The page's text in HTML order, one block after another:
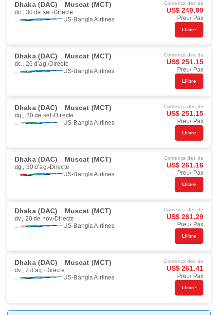
Dhaka (DAC) Muscat (MCT)
dc., 30 de set. Directe
US-Bangla Airlines
Comença des de
US$ 249.99
Preu/ Pax
Llibre
Dhaka (DAC) Muscat (MCT)
dc., 26 d’ag. Directe
US-Bangla Airlines
Comença des de
US$ 251.15
Preu/ Pax
Llibre
Dhaka (DAC) Muscat (MCT)
dg., 20 de set. Directe
US-Bangla Airlines
Comença des de
US$ 251.15
Preu/ Pax
Llibre
Dhaka (DAC) Muscat (MCT)
dg., 30 d’ag. Directe
US-Bangla Airlines
Comença des de
US$ 261.16
Preu/ Pax
Llibre
Dhaka (DAC) Muscat (MCT)
dv., 20 de nov. Directe
US-Bangla Airlines
Comença des de
US$ 261.29
Preu/ Pax
Llibre
Dhaka (DAC) Muscat (MCT)
dv., 7 d’ag. Directe
US-Bangla Airlines
Comença des de
US$ 261.41
Preu/ Pax
Llibre